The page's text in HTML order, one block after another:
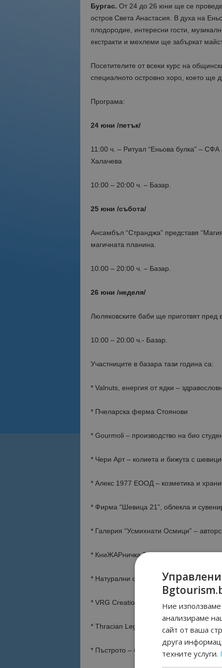
Бургас. От 24 до 26 юни ще се
остров Света Анастасия. В духа на
плодородие, интересни гости,
екстракти и мехлеми ще забъркат
Посетителите от всеки курс на
специалното островно хоро, което ще
Програма:
24 юни /петък/
11:00 ч. – Ритуал “Еньова булка” –
Халачева
10:00 – 20:00 ч. – Базар.
25 юни /събота/
Ансамбъл “Странджа” представя
магичната планина.
10:00 – 20:00 ч. – Базар.
26 юни /неделя/
Люляковските баби ще приготвят пред
10:00 – 20:00 ч.- Базар.
Участниците в базара тази година са:
* Valnuts, енергия от ядки –
* Пчеларска ферма Стоянови
* Gourmoli – производство на био
* Чери Арт – колиета и бижута с шевици
* Алекс 1977 ЕООД – козметика и
* Фирма “Шевица 21”, облекла и
* Галерия “Усмихнати Осмици” –
* КниЖАРничка Ъгълче за хоби, арт
* Натурални сапуни “Красива”
* VRG Creations – бижута с
* Thracian Legends organic wines –
* Пъстрото – бижута, дървени играчки
Ние
анализираме
сайт от ваша
друга
техните услуги.